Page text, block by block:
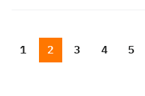
1 2 3 4 5